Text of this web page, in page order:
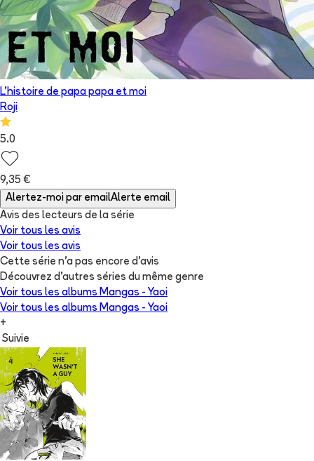
L'histoire de papa papa et moi
Roji
5.0
9,35 €
Alertez-moi par emailAlerte email
Avis des lecteurs de la série
Voir tous les avis
Voir tous les avis
Cette série n'a pas encore d'avis
Découvrez d'autres séries du même genre
Voir tous les albums Mangas - Yaoi
Voir tous les albums Mangas - Yaoi
+
Suivie